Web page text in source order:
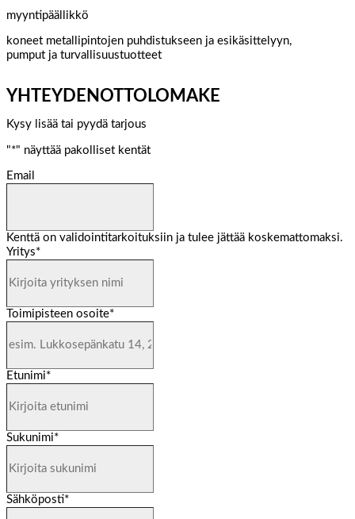
myyntipäällikkö
koneet metallipintojen puhdistukseen ja esikäsittelyyn,
pumput ja turvallisuustuotteet
YHTEYDENOTTOLOMAKE
Kysy lisää tai pyydä tarjous
"*" näyttää pakolliset kentät
Email
Kenttä on validointitarkoituksiin ja tulee jättää koskemattomaksi.
Yritys*
Toimipisteen osoite*
Etunimi*
Sukunimi*
Sähköposti*